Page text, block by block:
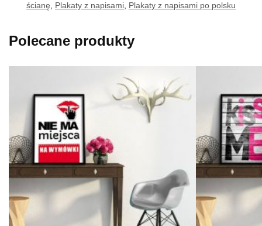
ścianę
Plakaty z napisami Plakaty z napisami po polsku
Polecane produkty